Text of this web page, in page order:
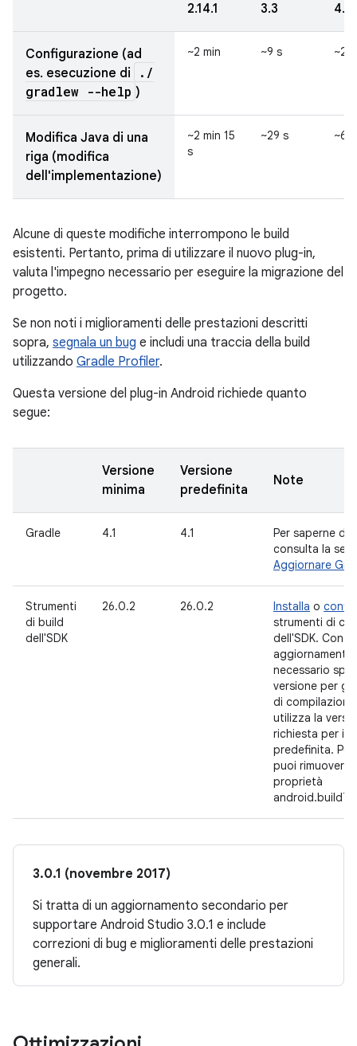
2.14.1
3.3
4.1
Configurazione (ad
es. esecuzione di
. /
gradlew --help )
~2 min ~9 s
Modifica Java di una
riga (modifica
dell'implementazione)
~2 min 15
s
~29 s
Alcune di queste modifiche interrompono le build
esistenti. Pertanto, prima di utilizzare il nuovo plug-in,
valuta l'impegno necessario per eseguire la migrazione del
progetto.
Se non noti i miglioramenti delle prestazioni descritti
sopra, segnala un bug e includi una traccia della build
utilizzando Gradle Profiler.
Questa versione del plug-in Android richiede quanto
segue:
Versione
minima
Versione
predefinita
Note
Gradle 4.1 4.1
Per saperne di
consulta la
Aggiornare
Strumenti
di build
dell'SDK
26.0.2 26.0.2 Installa o
strumenti di
dell'SDK. Con
necessario
versione per gli
di
utilizza la
richiesta per
predefinita.
puoi rimuovere
proprietà
3.0.1 (novembre 2017)
Si tratta di un aggiornamento secondario per
supportare Android Studio 3.0.1 e include
correzioni di bug e miglioramenti delle prestazioni
generali.